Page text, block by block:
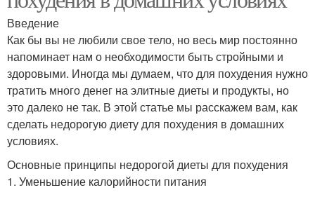
Введение
Как бы вы не любили свое тело, но весь мир постоянно
напоминает нам о необходимости быть стройными и
здоровыми. Иногда мы думаем, что для похудения нужно
тратить много денег на элитные диеты и продукты, но
это далеко не так. В этой статье мы расскажем вам, как
сделать недорогую диету для похудения в домашних
условиях.
Основные принципы недорогой диеты для похудения
1. Уменьшение калорийности питания